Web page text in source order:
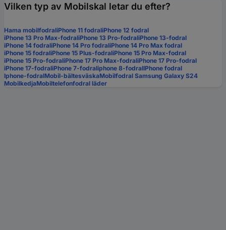
Vilken typ av Mobilskal letar du efter?
Hama mobilfodraliPhone 11 fodraliPhone 12 fodral
iPhone 13 Pro Max-fodraliPhone 13 Pro-fodraliPhone 13-fodral
iPhone 14 fodraliPhone 14 Pro fodraliPhone 14 Pro Max fodral
iPhone 15 fodraliPhone 15 Plus-fodraliPhone 15 Pro Max-fodral
iPhone 15 Pro-fodraliPhone 17 Pro Max-fodraliPhone 17 Pro-fodral
iPhone 17-fodraliPhone 7-fodraliphone 8-fodralIPhone fodral
Iphone-fodralMobil-bältesväskaMobilfodral Samsung Galaxy S24
MobilkedjaMobiltelefonfodral läder